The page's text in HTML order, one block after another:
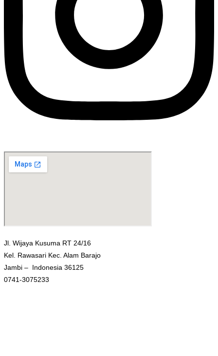
Jl. Wijaya Kusuma RT 24/16
Kel. Rawasari Kec. Alam Barajo
Jambi – Indonesia 36125
0741-3075233